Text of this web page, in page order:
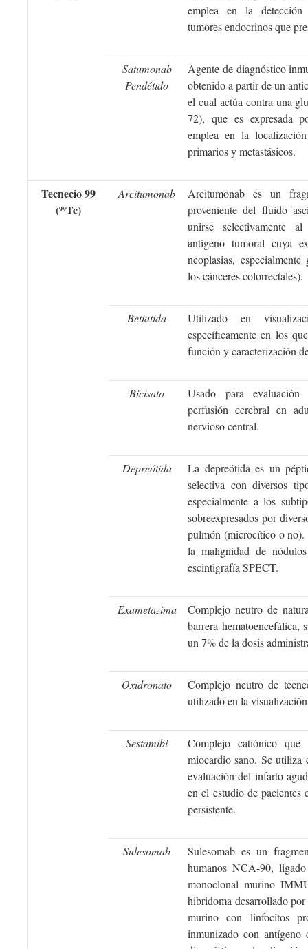
emplea en la detección
tumores endocrinos que
Satumonab
Pendétido
Agente de diagnóstico
obtenido a partir de un
el cual actúa contra una
72), que es expresada
emplea en la
primarios y metastásicos.
Tecnecio 99
(99Tc)
Arcitumonab
Arcitumonab es un
proveniente del fluido
unirse selectivamente
antígeno tumoral cuya
neoplasias,
los cánceres colorrectales).
Betiatida
Utilizado en
específicamente en los
función y caracterización
Bicisato
Usado para evaluación
perfusión cerebral en
nervioso central.
Depreótida La depreótida es un
selectiva con diversos
especialmente a los
sobreexpresados por
pulmón (microcítico o
la malignidad de
escintigrafía SPECT.
Exametazima
Complejo neutro de
barrera hematoencefálica,
un 7% de la dosis
Oxidronato
Complejo neutro de
utilizado en la
Sestamibi
Complejo catiónico que
miocardio sano. Se utiliza
evaluación del infarto
en el estudio de pacientes
persistente.
Sulesomab
Sulesomab es un
humanos NCA-90,
monoclonal murino
hibridoma desarrollado
murino con linfocitos
inmunizado con antígeno